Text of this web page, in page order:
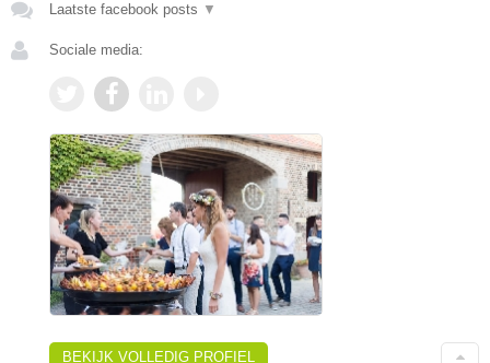
Laatste facebook posts ▼
Sociale media:
BEKIJK VOLLEDIG PROFIEL